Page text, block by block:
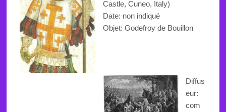
Castle, Cuneo, Italy)
Date: non indiqué
Objet: Godefroy de Bouillon
Diffus
eur:
com